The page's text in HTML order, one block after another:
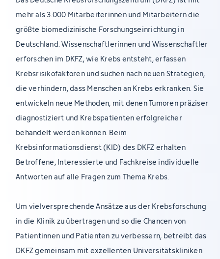
mehr als 3.000 Mitarbeiterinnen und Mitarbeitern die
größte biomedizinische Forschungseinrichtung in
Deutschland. Wissenschaftlerinnen und Wissenschaftler
erforschen im DKFZ, wie Krebs entsteht, erfassen
Krebsrisikofaktoren und suchen nach neuen Strategien,
die verhindern, dass Menschen an Krebs erkranken. Sie
entwickeln neue Methoden, mit denen Tumoren präziser
diagnostiziert und Krebspatienten erfolgreicher
behandelt werden können. Beim
Krebsinformationsdienst (KID) des DKFZ erhalten
Betroffene, Interessierte und Fachkreise individuelle
Antworten auf alle Fragen zum Thema Krebs.
Um vielversprechende Ansätze aus der Krebsforschung
in die Klinik zu übertragen und so die Chancen von
Patientinnen und Patienten zu verbessern, betreibt das
DKFZ gemeinsam mit exzellenten Universitätskliniken